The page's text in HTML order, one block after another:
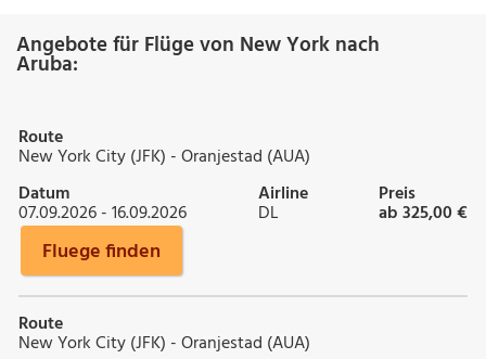
Angebote für Flüge von New York nach
Aruba:
Route
New York City (JFK) - Oranjestad (AUA)
Datum
07.09.2026 - 16.09.2026
Airline
DL
Preis
ab 325,00 €
Fluege finden
Route
New York City (JFK) - Oranjestad (AUA)